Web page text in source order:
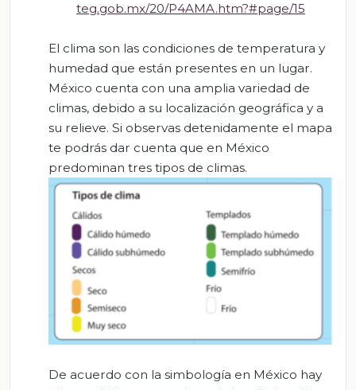
teg.gob.mx/20/P4AMA.htm?#page/15
El clima son las condiciones de temperatura y
humedad que están presentes en un lugar.
México cuenta con una amplia variedad de
climas, debido a su localización geográfica y a
su relieve. Si observas detenidamente el mapa
te podrás dar cuenta que en México
predominan tres tipos de climas.
De acuerdo con la simbología en México hay